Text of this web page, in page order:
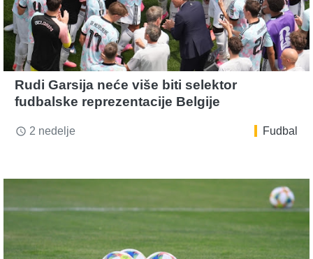
Rudi Garsija neće više biti selektor
fudbalske reprezentacije Belgije
access_time 2 nedelje Fudbal